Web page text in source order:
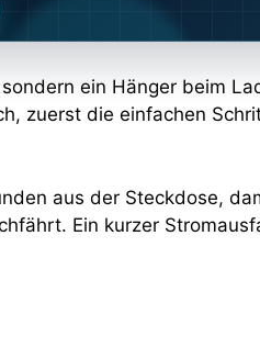
ein Hänger beim
zuerst die einfachen
aus der Steckdose,
Ein kurzer